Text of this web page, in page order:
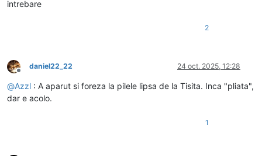
intrebare
2
Deconectat
daniel22_22 24 oct. 2025, 12:28
@Azzl : A aparut si foreza la pilele lipsa de la Tisita. Inca "pliata",
dar e acolo.
1